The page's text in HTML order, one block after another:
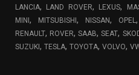
LANCIA, LAND ROVER, LEXUS,
MINI , MITSUBISHI , NISSAN, OPEL,
RENAULT, ROVER,SAAB,SEAT,
SUZUKI , TESLA, TOYOTA, VOLVO,